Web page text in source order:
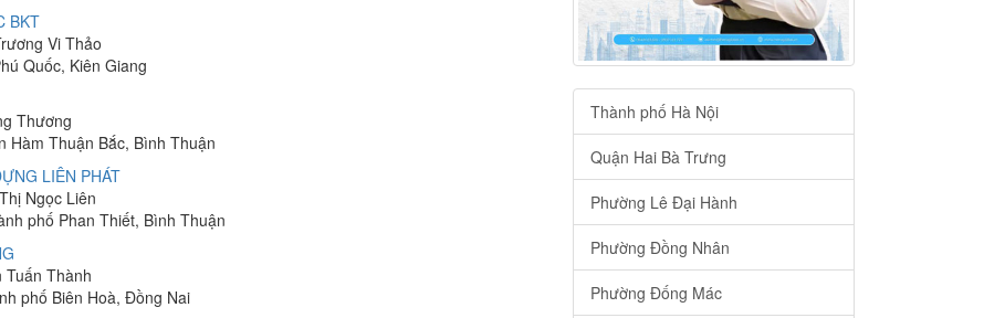
BKT
Vi Thảo
Quốc, Kiên Giang
Thương
Hàm Thuận Bắc, Bình Thuận
LIÊN PHÁT
Ngọc Liên
phố Phan Thiết, Bình Thuận
Thành
phố Biên Hoà, Đồng Nai
Thành phố Hà Nội
Quận Hai Bà Trưng
Phường Lê Đại Hành
Phường Đồng Nhân
Phường Đống Mác